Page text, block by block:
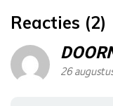
Reacties (2)
26